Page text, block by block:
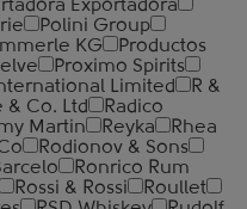
Exportadora
Polini Group
KG
Productos
Proximo Spirits
Limited
R &
& Co. Ltd
Radico
Martin Reyka
Rhea
Rodionov & Sons
Ronrico Rum
Rossi & Rossi
Roullet